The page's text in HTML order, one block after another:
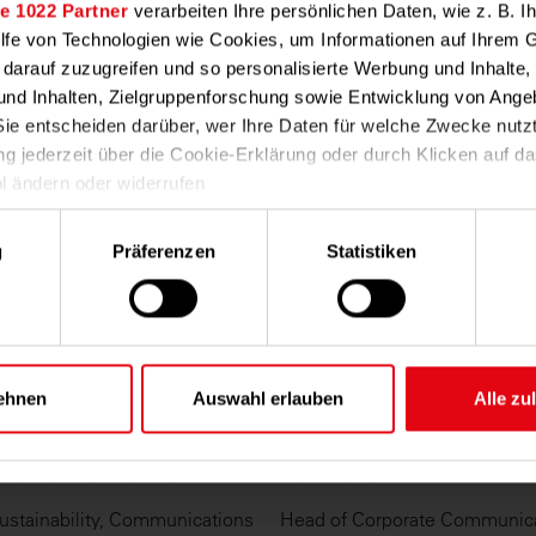
1022 Partner verarbeiten Ihre persönlichen Daten, wie z. B.
von Technologien wie Cookies, um Informationen auf Ihrem
zuzugreifen und so personalisierte Werbung und
Inhalten, Zielgruppenforschung sowie Entwicklung von
entscheiden darüber, wer Ihre Daten für welche Zwecke
jederzeit über die Cookie-Erklärung oder durch Klicken auf
ändern oder widerrufen
würden wir auch gerne:
können
darüber, wie Ihre persönlichen Daten verarbeitet werden,
Webseite in vollem Umfang nutzen können, werden in
Weitere Informationen zu Cookies sowie
Präferenzen Statistiken
Auswahl erlauben Alle
Journalisten
Bathe-Metzler
Communications
Janina Schmidt
Head of Corporate